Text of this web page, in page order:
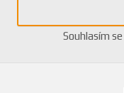
Souhlasím se